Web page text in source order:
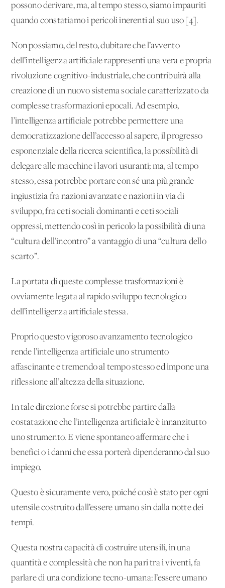
possono derivare, ma, al tempo stesso, siamo impauriti
quando constatiamo i pericoli inerenti al suo uso [4].
Non possiamo, del resto, dubitare che l’avvento
dell’intelligenza artificiale rappresenti una vera e propria
rivoluzione cognitivo-industriale, che contribuirà alla
creazione di un nuovo sistema sociale caratterizzato da
complesse trasformazioni epocali. Ad esempio,
l’intelligenza artificiale potrebbe permettere una
democratizzazione dell’accesso al sapere, il progresso
esponenziale della ricerca scientifica, la possibilità di
delegare alle macchine i lavori usuranti; ma, al tempo
stesso, essa potrebbe portare con sé una più grande
ingiustizia fra nazioni avanzate e nazioni in via di
sviluppo, fra ceti sociali dominanti e ceti sociali
oppressi, mettendo così in pericolo la possibilità di una
“cultura dell’incontro” a vantaggio di una “cultura dello
scarto”.
La portata di queste complesse trasformazioni è
ovviamente legata al rapido sviluppo tecnologico
dell’intelligenza artificiale stessa.
Proprio questo vigoroso avanzamento tecnologico
rende l’intelligenza artificiale uno strumento
affascinante e tremendo al tempo stesso ed impone una
riflessione all’altezza della situazione.
In tale direzione forse si potrebbe partire dalla
costatazione che l’intelligenza artificiale è innanzitutto
uno strumento. E viene spontaneo affermare che i
benefici o i danni che essa porterà dipenderanno dal suo
impiego.
Questo è sicuramente vero, poiché così è stato per ogni
utensile costruito dall’essere umano sin dalla notte dei
tempi.
Questa nostra capacità di costruire utensili, in una
quantità e complessità che non ha pari tra i viventi, fa
parlare di una condizione tecno-umana: l’essere umano